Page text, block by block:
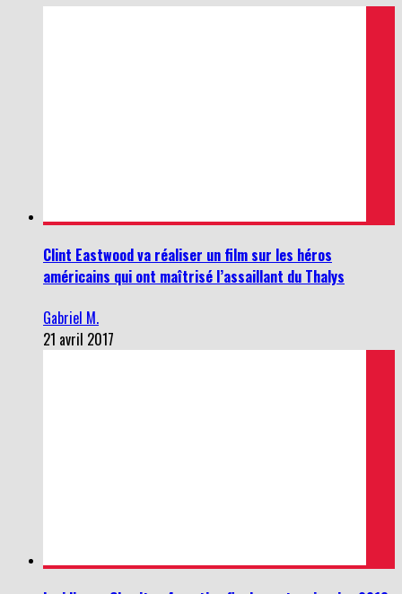
Clint Eastwood va réaliser un film sur les héros
américains qui ont maîtrisé l’assaillant du Thalys
Gabriel M.
21 avril 2017